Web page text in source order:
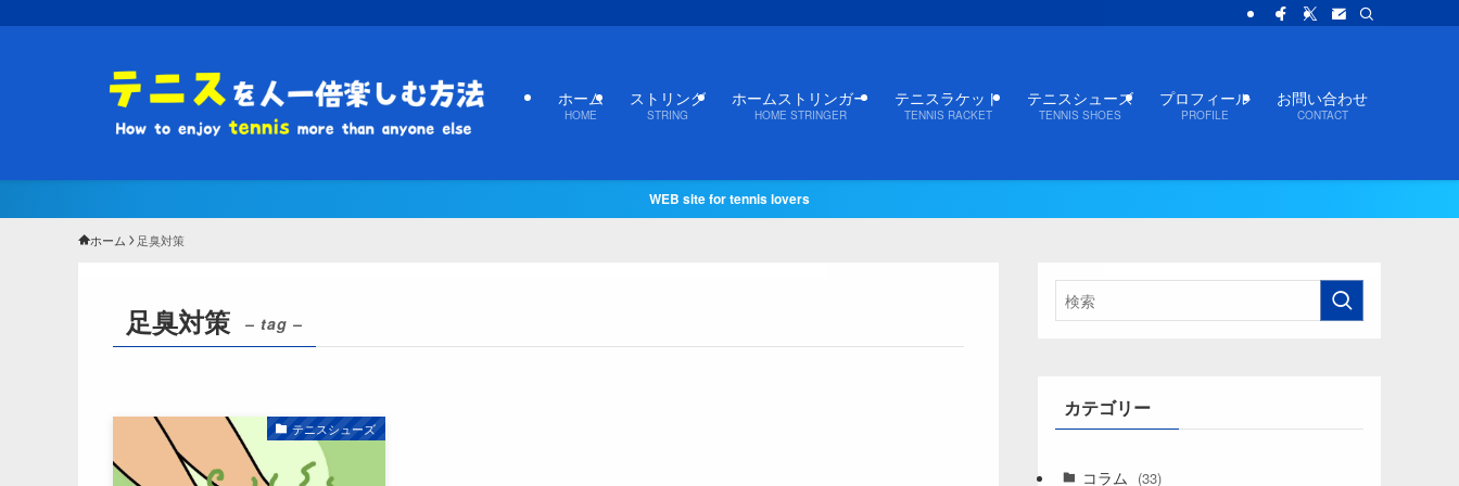
ホーム
HOME
ストリング
STRING
ホームストリンガー
HOME STRINGER
テニスラケット
TENNIS RACKET
テニスシューズ
TENNIS SHOES
プロフィール
PROFILE
お問い合わせ
CONTACT
WEB site for tennis lovers
ホーム 足臭対策
足臭対策 – tag –
テニスシューズ
カテゴリー
コラム (33)